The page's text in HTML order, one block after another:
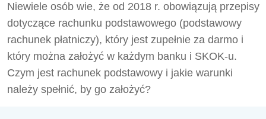
Niewiele osób wie, że od 2018 r. obowiązują przepisy
dotyczące rachunku podstawowego (podstawowy
rachunek płatniczy), który jest zupełnie za darmo i
który można założyć w każdym banku i SKOK-u.
Czym jest rachunek podstawowy i jakie warunki
należy spełnić, by go założyć?